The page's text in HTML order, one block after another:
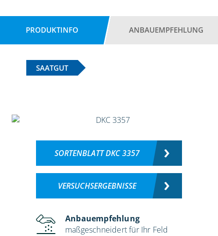
PRODUKTINFO ANBAUEMPFEHLUNG
SAATGUT
SORTENBLATT DKC 3357
VERSUCHSERGEBNISSE
Anbauempfehlung
maßgeschneidert für Ihr Feld